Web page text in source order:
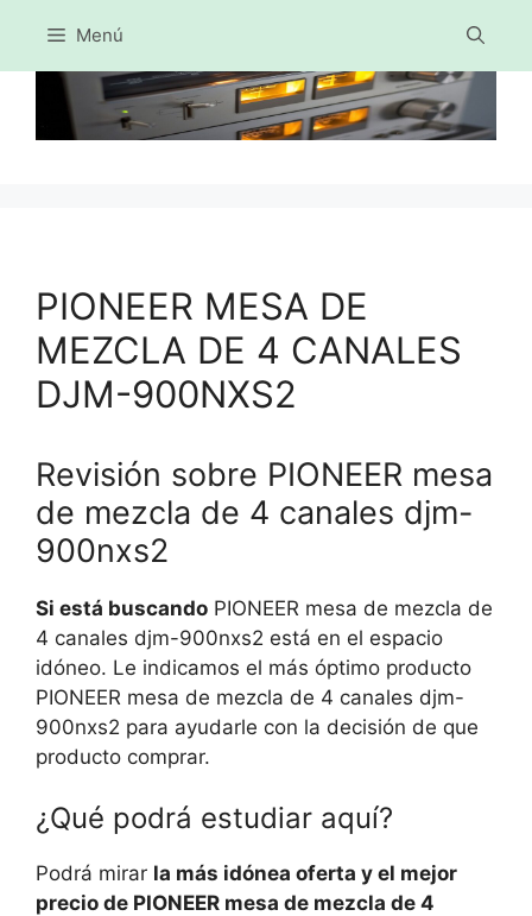
Saltar
al
contenido
Menú
PIONEER MESA DE
MEZCLA DE 4 CANALES
DJM-900NXS2
Revisión sobre PIONEER mesa
de mezcla de 4 canales djm-
900nxs2
Si está buscando PIONEER mesa de mezcla de
4 canales djm-900nxs2 está en el espacio
idóneo. Le indicamos el más óptimo producto
PIONEER mesa de mezcla de 4 canales djm-
900nxs2 para ayudarle con la decisión de que
producto comprar.
¿Qué podrá estudiar aquí?
Podrá mirar la más idónea oferta y el mejor
precio de PIONEER mesa de mezcla de 4